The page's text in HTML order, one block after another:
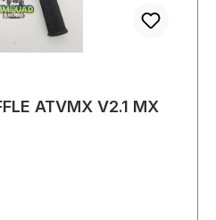
ATVMX V2.1 MX